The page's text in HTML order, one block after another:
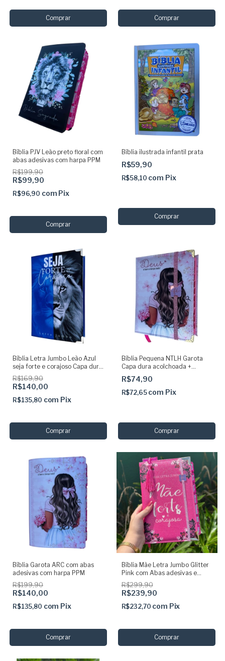
Bíblia PJV Leão preto floral com
abas adesivas com harpa PPM
R$199,90
R$99,90
R$96,90 com Pix
Bíblia ilustrada infantil prata
R$59,90
R$58,10 com Pix
Bíblia Letra Jumbo Leão Azul
seja forte e corajoso Capa dura
Acolchoada com Harpa e Indice
ARC
R$169,90
R$140,00
R$135,80 com Pix
Bíblia Pequena NTLH Garota
Capa dura acolchoada +
elástico rosa
R$74,90
R$72,65 com Pix
Bíblia Garota ARC com abas
adesivas com harpa PPM
R$199,90
R$140,00
R$135,80 com Pix
Bíblia Mãe Letra Jumbo Glitter
Pink com Abas adesivas e
elástico + marca páginas
R$299,90
R$239,90
R$232,70 com Pix